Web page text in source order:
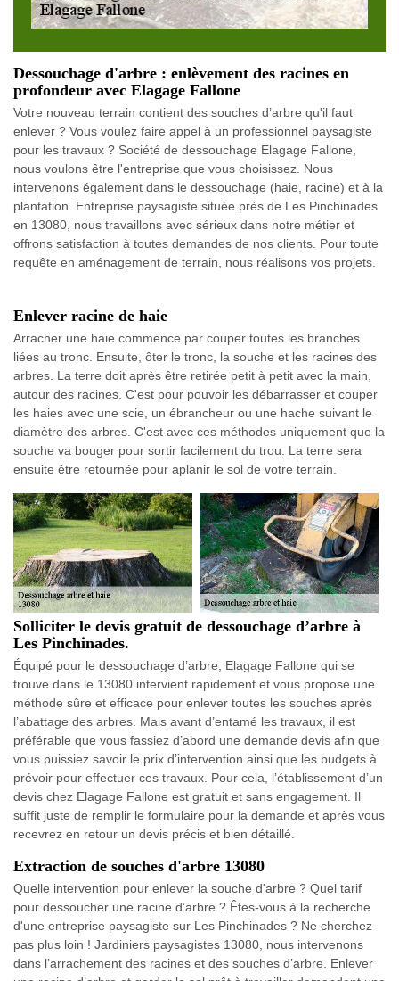
Dessouchage d'arbre : enlèvement des racines en
profondeur avec Elagage Fallone
Votre nouveau terrain contient des souches d’arbre qu'il faut
enlever ? Vous voulez faire appel à un professionnel paysagiste
pour les travaux ? Société de dessouchage Elagage Fallone,
nous voulons être l'entreprise que vous choisissez. Nous
intervenons également dans le dessouchage (haie, racine) et à la
plantation. Entreprise paysagiste située près de Les Pinchinades
en 13080, nous travaillons avec sérieux dans notre métier et
offrons satisfaction à toutes demandes de nos clients. Pour toute
requête en aménagement de terrain, nous réalisons vos projets.
Enlever racine de haie
Arracher une haie commence par couper toutes les branches
liées au tronc. Ensuite, ôter le tronc, la souche et les racines des
arbres. La terre doit après être retirée petit à petit avec la main,
autour des racines. C'est pour pouvoir les débarrasser et couper
les haies avec une scie, un ébrancheur ou une hache suivant le
diamètre des arbres. C'est avec ces méthodes uniquement que la
souche va bouger pour sortir facilement du trou. La terre sera
ensuite être retournée pour aplanir le sol de votre terrain.
Solliciter le devis gratuit de dessouchage d’arbre à
Les Pinchinades.
Équipé pour le dessouchage d’arbre, Elagage Fallone qui se
trouve dans le 13080 intervient rapidement et vous propose une
méthode sûre et efficace pour enlever toutes les souches après
l’abattage des arbres. Mais avant d’entamé les travaux, il est
préférable que vous fassiez d’abord une demande devis afin que
vous puissiez savoir le prix d’intervention ainsi que les budgets à
prévoir pour effectuer ces travaux. Pour cela, l’établissement d’un
devis chez Elagage Fallone est gratuit et sans engagement. Il
suffit juste de remplir le formulaire pour la demande et après vous
recevrez en retour un devis précis et bien détaillé.
Extraction de souches d'arbre 13080
Quelle intervention pour enlever la souche d'arbre ? Quel tarif
pour dessoucher une racine d’arbre ? Êtes-vous à la recherche
d'une entreprise paysagiste sur Les Pinchinades ? Ne cherchez
pas plus loin ! Jardiniers paysagistes 13080, nous intervenons
dans l’arrachement des racines et des souches d’arbre. Enlever